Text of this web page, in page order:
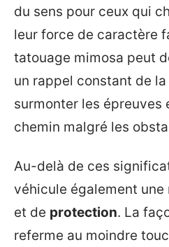
du sens pour ceux qui
leur force de caractère
tatouage mimosa peut
un rappel constant de
surmonter les épreuves
chemin malgré les
Au-delà de ces
véhicule également une
et de protection. La
referme au moindre